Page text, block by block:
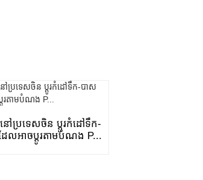
ប្រទេសចិន ប្តូរកំដៅទឹក-
ែលអាចប្ដូរតាមបំណង P...